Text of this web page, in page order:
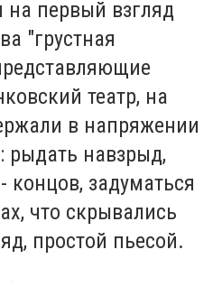
первый взгляд
"грустная
театр, на
в напряжении
рыдать навзрыд,
концов, задуматься
что скрывались
простой пьесой.